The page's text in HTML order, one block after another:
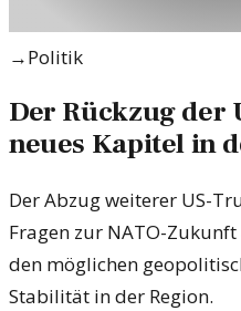
→Politik
Der Rückzug der
neues Kapitel in
Der Abzug weiterer US-
Fragen zur NATO-
den möglichen
Stabilität in der Region.